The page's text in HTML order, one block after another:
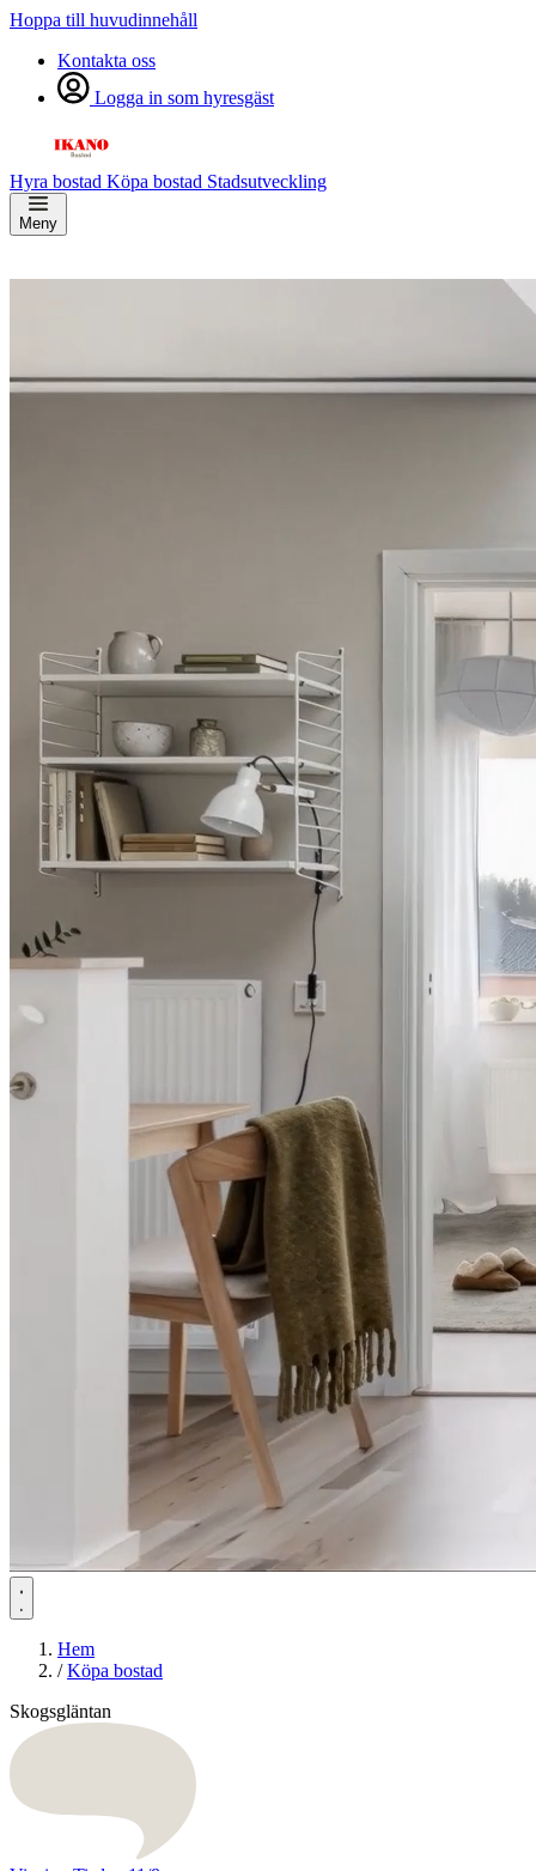
Hoppa till huvudinnehåll
Kontakta oss
Logga in som hyresgäst
Hyra bostad Köpa bostad Stadsutveckling
Meny
Hem
/ Köpa bostad
Skogsgläntan